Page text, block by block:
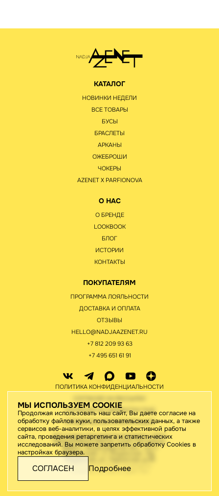
МЫ ИСПОЛЬЗУЕМ COOKIE
Продолжая использовать наш сайт, Вы даете согласие на
обработку файлов куки, пользовательских данных, а также
сервисов веб-аналитики, в целях эффективной работы
сайта, проведения ретаргетинга и статистических
исследований. Вы можете запретить обработку Cookies в
настройках браузера.
СОГЛАСЕН Подробнее
КАТАЛОГ
НОВИНКИ НЕДЕЛИ
ВСЕ ТОВАРЫ
БУСЫ
БРАСЛЕТЫ
АРКАНЫ
ОЖЕБРОШИ
ЧОКЕРЫ
AZENET Х PARFIONOVA
О НАС
О БРЕНДЕ
LOOKBOOK
БЛОГ
ИСТОРИИ
КОНТАКТЫ
ПОКУПАТЕЛЯМ
ПРОГРАММА ЛОЯЛЬНОСТИ
ДОСТАВКА И ОПЛАТА
ОТЗЫВЫ
HELLO@NADJAAZENET.RU
+7 812 209 93 63
+7 495 651 61 91
ПОЛИТИКА КОНФИДЕНЦИАЛЬНОСТИ
СОГЛАСИЕ НА ОБРАБОТКУ ПНД
ЮРИДИЧЕСКАЯ ИНФОРМАЦИЯ
ИП Старов Николай Геннадьевич / ИНН
780442176410/195276, Санкт-Петербург,
188820, Ленинградская обл., м.р-н
Выборгский, г.п. Рощинское, тер.
Рощинская, ул. Ладожская, д.46
2026 © Все права защищены
Разработка сайта:Джи-Тач